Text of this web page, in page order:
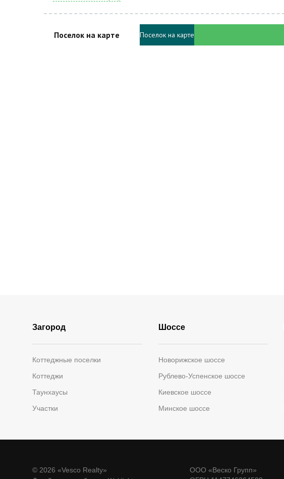
Поселок на карте Поселок на карте
Загород
Коттеджные поселки
Коттеджи
Таунхаусы
Участки
Шоссе
Новорижское шоссе
Рублево-Успенское шоссе
Киевское шоссе
Минское шоссе
© 2026 «Vesco Realty»
ООО «Веско Групп»